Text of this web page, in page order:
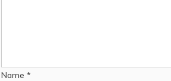
Name *